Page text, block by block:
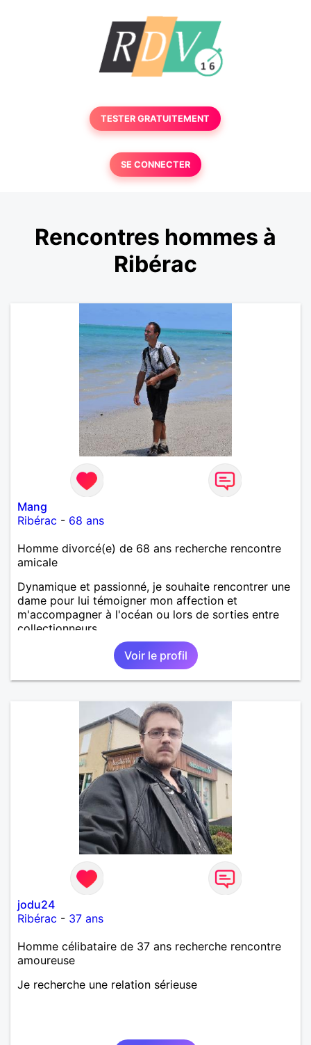
TESTER GRATUITEMENT
SE CONNECTER
Rencontres hommes à
Ribérac
Mang
Ribérac - 68 ans
Homme divorcé(e) de 68 ans recherche rencontre
amicale
Dynamique et passionné, je souhaite rencontrer une
dame pour lui témoigner mon affection et
m'accompagner à l'océan ou lors de sorties entre
collectionneurs.
Voir le profil
jodu24
Ribérac - 37 ans
Homme célibataire de 37 ans recherche rencontre
amoureuse
Je recherche une relation sérieuse